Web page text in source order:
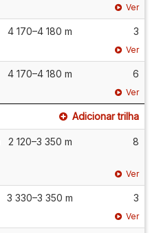
Ver
4 170–4 180 m 3
Ver
4 170–4 180 m 6
Ver
Adicionar trilha
2 120–3 350 m 8
Ver
3 330–3 350 m 3
Ver